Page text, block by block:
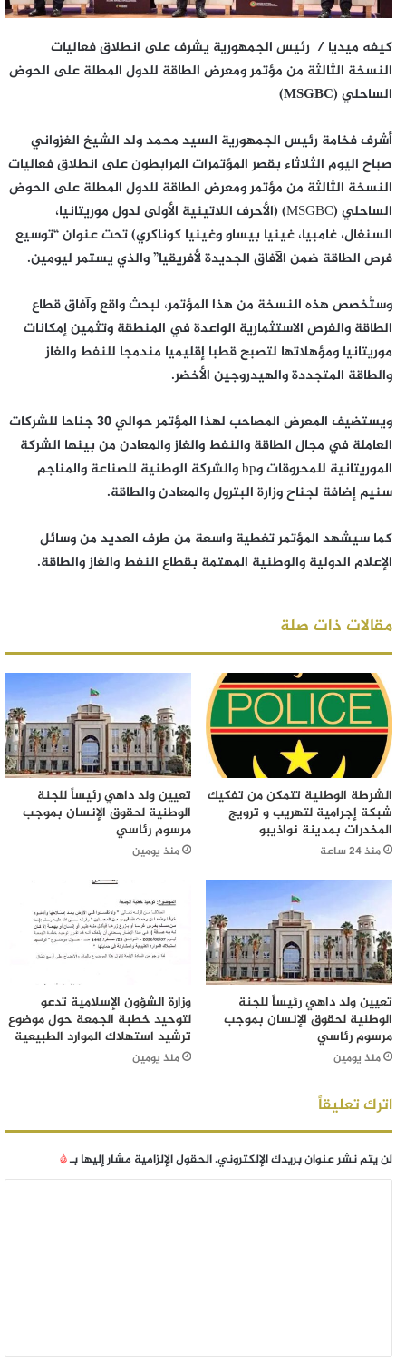
كيفه ميديا / رئيس الجمهورية يشرف على انطلاق فعاليات
النسخة الثالثة من مؤتمر ومعرض الطاقة للدول المطلة على الحوض
الساحلي (MSGBC)
أشرف فخامة رئيس الجمهورية السيد محمد ولد الشيخ الغزواني
صباح اليوم الثلاثاء بقصر المؤتمرات المرابطون على انطلاق فعاليات
النسخة الثالثة من مؤتمر ومعرض الطاقة للدول المطلة على الحوض
الساحلي (MSGBC) (الأحرف اللاتينية الأولى لدول موريتانيا،
السنغال، غامبيا، غينيا بيساو وغينيا كوناكري) تحت عنوان “توسيع
فرص الطاقة ضمن الآفاق الجديدة لأفريقيا” والذي يستمر ليومين.
وستُخصص هذه النسخة من هذا المؤتمر، لبحث واقع وآفاق قطاع
الطاقة والفرص الاستثمارية الواعدة في المنطقة وتثمين إمكانات
موريتانيا ومؤهلاتها لتصبح قطبا إقليميا مندمجا للنفط والغاز
والطاقة المتجددة والهيدروجين الأخضر.
ويستضيف المعرض المصاحب لهذا المؤتمر حوالي 30 جناحا للشركات
العاملة في مجال الطاقة والنفط والغاز والمعادن من بينها الشركة
الموريتانية للمحروقات وbp والشركة الوطنية للصناعة والمناجم
سنيم إضافة لجناح وزارة البترول والمعادن والطاقة.
كما سيشهد المؤتمر تغطية واسعة من طرف العديد من وسائل
الإعلام الدولية والوطنية المهتمة بقطاع النفط والغاز والطاقة.
مقالات ذات صلة
الشرطة الوطنية تتمكن من تفكيك
شبكة إجرامية لتهريب و ترويج
المخدرات بمدينة نواذيبو
منذ 24 ساعة
تعيين ولد داهي رئيساً للجنة
الوطنية لحقوق الإنسان بموجب
مرسوم رئاسي
منذ يومين
تعيين ولد داهي رئيساً للجنة
الوطنية لحقوق الإنسان بموجب
مرسوم رئاسي
منذ يومين
وزارة الشؤون الإسلامية تدعو
لتوحيد خطبة الجمعة حول موضوع
ترشيد استهلاك الموارد الطبيعية
منذ يومين
اترك تعليقاً
لن يتم نشر عنوان بريدك الإلكتروني.الحقول الإلزامية مشار إليها بـ*